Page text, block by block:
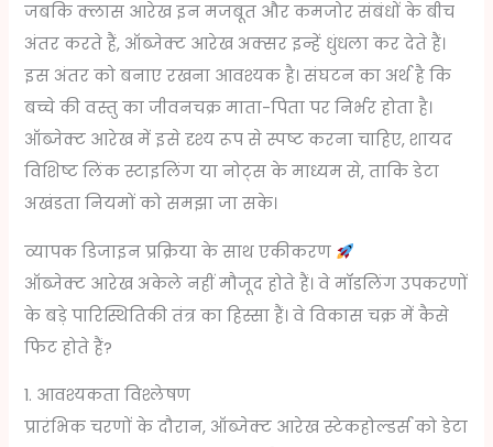
जबकि क्लास आरेख इन मजबूत और कमजोर संबंधों के बीच
अंतर करते हैं, ऑब्जेक्ट आरेख अक्सर इन्हें धुंधला कर देते हैं।
इस अंतर को बनाए रखना आवश्यक है। संघटन का अर्थ है कि
बच्चे की वस्तु का जीवनचक्र माता-पिता पर निर्भर होता है।
ऑब्जेक्ट आरेख में इसे दृश्य रूप से स्पष्ट करना चाहिए, शायद
विशिष्ट लिंक स्टाइलिंग या नोट्स के माध्यम से, ताकि डेटा
अखंडता नियमों को समझा जा सके।
व्यापक डिजाइन प्रक्रिया के साथ एकीकरण
ऑब्जेक्ट आरेख अकेले नहीं मौजूद होते हैं। वे मॉडलिंग उपकरणों
के बड़े पारिस्थितिकी तंत्र का हिस्सा हैं। वे विकास चक्र में कैसे
फिट होते हैं?
1. आवश्यकता विश्लेषण
प्रारंभिक चरणों के दौरान, ऑब्जेक्ट आरेख स्टेकहोल्डर्स को डेटा